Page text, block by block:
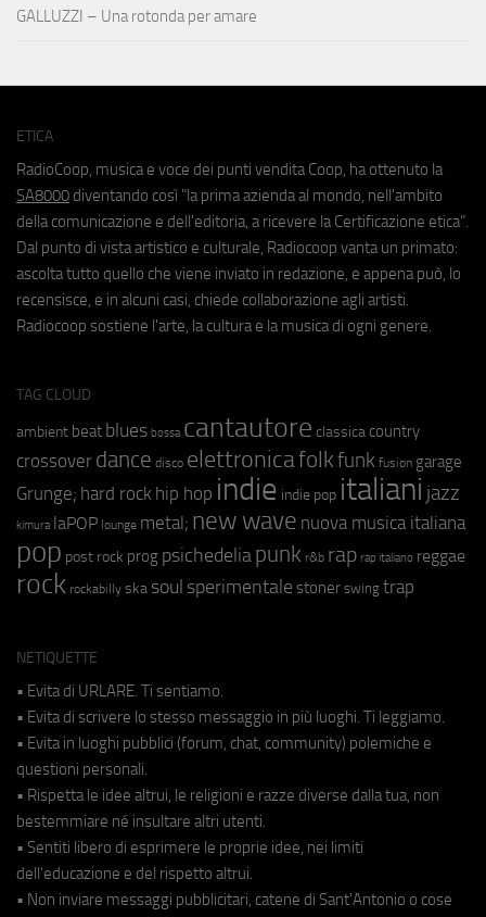
GALLUZZI – Una rotonda per amare
ETICA
RadioCoop, musica e voce dei punti vendita Coop, ha ottenuto la
SA8000 diventando così "la prima azienda al mondo, nell'ambito
della comunicazione e dell'editoria, a ricevere la Certificazione etica".
Dal punto di vista artistico e culturale, Radiocoop vanta un primato:
ascolta tutto quello che viene inviato in redazione, e appena può, lo
recensisce, e in alcuni casi, chiede collaborazione agli artisti.
Radiocoop sostiene l'arte, la cultura e la musica di ogni genere.
TAG CLOUD
ambient beat blues bossa cantautore classica country
crossover dance disco elettronicafolkfunk fusion garage
Grunge; hard rock hip hop indie indie pop italiani jazz
kimura laPOP lounge metal; new wave nuova musica italiana
pop post rock prog psichedeliapunk r&b rap rap italiano reggae
rock rockabilly ska soul sperimentale stoner swing trap
NETIQUETTE
• Evita di URLARE. Ti sentiamo.
• Evita di scrivere lo stesso messaggio in più luoghi. Ti leggiamo.
• Evita in luoghi pubblici (forum, chat, community) polemiche e
questioni personali.
• Rispetta le idee altrui, le religioni e razze diverse dalla tua, non
bestemmiare né insultare altri utenti.
• Sentiti libero di esprimere le proprie idee, nei limiti
dell'educazione e del rispetto altrui.
• Non inviare messaggi pubblicitari, catene di Sant'Antonio o cose